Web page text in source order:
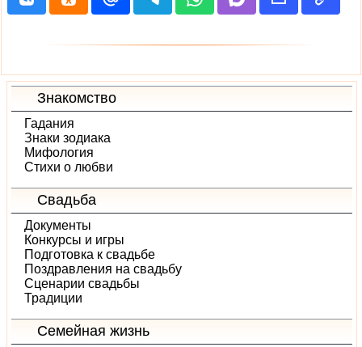
Знакомство
Гадания
Знаки зодиака
Мифология
Стихи о любви
Свадьба
Документы
Конкурсы и игры
Подготовка к свадьбе
Поздравления на свадьбу
Сценарии свадьбы
Традиции
Семейная жизнь